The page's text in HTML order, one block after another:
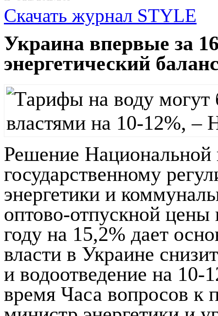
Скачать журнал STYLE
Украина впервые за
энергетический
Решение Национальной
государственному
энергетики и
оптово-отпускной цены
году на 15,2% дает
власти в Украине
и водоотведение на 10-
время Часа вопросов к